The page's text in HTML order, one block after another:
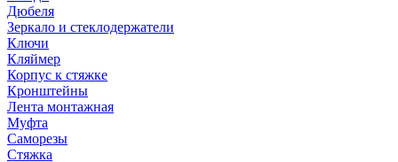
Дюбеля
Зеркало и стеклодержатели
Ключи
Кляймер
Корпус к стяжке
Кронштейны
Лента монтажная
Муфта
Саморезы
Стяжка